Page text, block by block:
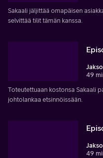
Sakaali jäljittää omapäisen
selvittää tilit tämän kanssa.
49
Toteutettuaan kostonsa Sakaali
johtolankaa etsinnöissään.
49